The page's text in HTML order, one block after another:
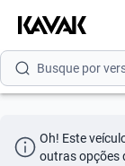
Busque por
Busque por
Busque por
Oh! Este
outras opções